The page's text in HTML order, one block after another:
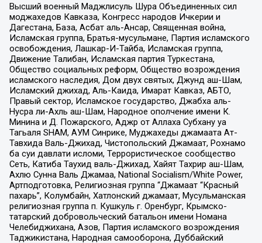
Высший военный Маджлисуль Шура Объединенных сил
моджахедов Кавказа, Конгресс народов Ичкерии и
Дагестана, База, Асбат аль-Ансар, Священная война,
Исламская группа, Братья-мусульмане, Партия исламского
освобождения, Лашкар-И-Тайба, Исламская группа,
Движение Талибан, Исламская партия Туркестана,
Общество социальных реформ, Общество возрождения
исламского наследия, Дом двух святых, Джунд аш-Шам,
Исламский джихад, Аль-Каида, Имарат Кавказ, АБТО,
Правый сектор, Исламское государство, Джабха аль-
Нусра ли-Ахль аш-Шам, Народное ополчение имени К.
Минина и Д. Пожарского, Аджр от Аллаха Субхану уа
Тагьаля SHAM, АУМ Синрике, Муджахеды джамаата Ат-
Тавхида Валь-Джихад, Чистопольский Джамаат, Рохнамо
ба суи давлати исломи, Террористическое сообщество
Сеть, Катиба Таухид валь-Джихад, Хайят Тахрир аш-Шам,
Ахлю Сунна Валь Джамаа, National Socialism/White Power,
Артподготовка, Религиозная группа “Джамаат “Красный
пахарь”, Колумбайн, Хатлонский джамаат, Мусульманская
религиозная группа п. Кушкуль г. Оренбург, Крымско-
татарский добровольческий батальон имени Номана
Челебиджихана, Азов, Партия исламского возрождения
Таджикистана, Народная самооборона, Дуббайский